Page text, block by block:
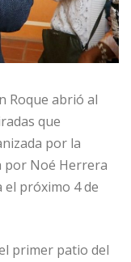
Roque abrió al
que
por la
por Noé Herrera
el próximo 4 de
primer patio del